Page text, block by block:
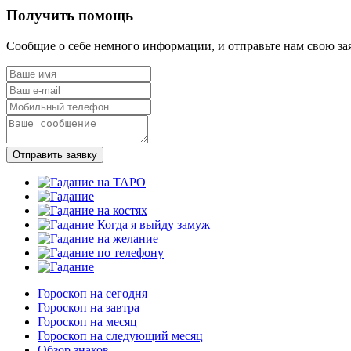
Получить помощь
Сообщие о себе немного информации, и отправьте нам свою
Отправить заявку
Гороскоп на сегодня
Гороскоп на завтра
Гороскоп на месяц
Гороскоп на следующий месяц